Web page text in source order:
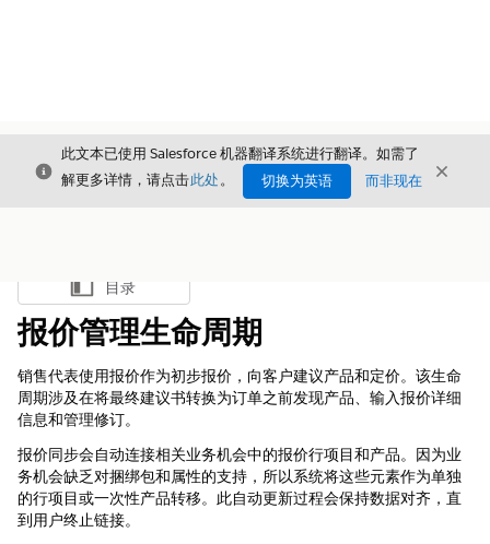
关闭
此文本已使用 Salesforce 机器翻译系统进行翻译。如需了
解更多详情，请点击此处。 切换为英语 而非现在 关闭
显示目录
目录
报价管理生命周期
销售代表使用报价作为初步报价，向客户建议产品和定价。该生命
周期涉及在将最终建议书转换为订单之前发现产品、输入报价详细
信息和管理修订。
报价同步会自动连接相关业务机会中的报价行项目和产品。因为业
务机会缺乏对捆绑包和属性的支持，所以系统将这些元素作为单独
的行项目或一次性产品转移。此自动更新过程会保持数据对齐，直
到用户终止链接。